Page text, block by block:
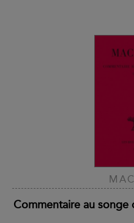
Commentaire au songe